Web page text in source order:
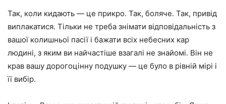
Так, коли кидають — це прикро. Так, боляче. Так, привід
виплакатися. Тільки не треба знімати відповідальність з
вашої колишньої пасії і бажати всіх небесних кар
людині, з яким ви найчастіше взагалі не знайомі. Він не
крав вашу дорогоцінну подушку — це було в рівній мірі і
її вибір.